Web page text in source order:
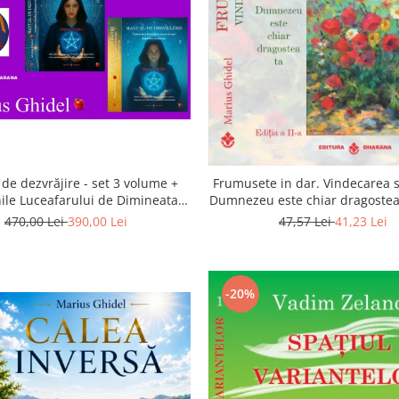
dezvrăjire - set 3 volume +
Luceafarului de Dimineata -
Gratuit)
470,00 Lei390,00 Lei
Frumusete in dar. Vindecarea
Dumnezeu este chiar
a 2-a
47,57 Lei41,23 Lei
-20%